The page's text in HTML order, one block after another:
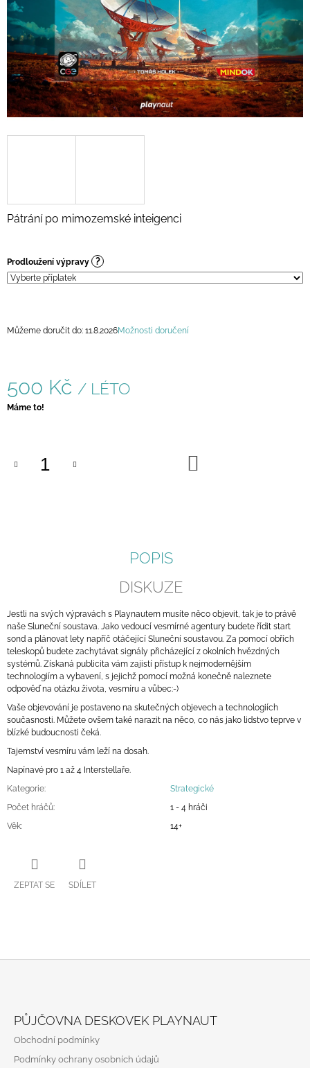
Pátrání po mimozemské inteigenci
Prodloužení výpravy ?
Můžeme doručit do: 11.8.2026Možnosti doručení
500 Kč / LÉTO
Měrná
Máme to!
POPIS
DISKUZE
Jestli na svých výpravách s Playnautem musíte něco objevit, tak je to právě
naše Sluneční soustava. Jako vedoucí vesmírné agentury budete řídit start
sond a plánovat lety napříč otáčející Sluneční soustavou. Za pomocí obřích
teleskopů budete zachytávat signály přicházející z okolních hvězdných
systémů. Získaná publicita vám zajistí přístup k nejmodernějším
technologiím a vybavení, s jejichž pomocí možná konečně naleznete
odpověď na otázku života, vesmíru a vůbec:-)
Vaše objevování je postaveno na skutečných objevech a technologiích
současnosti. Můžete ovšem také narazit na něco, co nás jako lidstvo teprve v
blízké budoucnosti čeká.
Tajemství vesmíru vám leží na dosah.
Napínavé pro 1 až 4 Interstellaře.
Kategorie:
Strategické
Počet hráčů:
1 - 4 hráči
Věk: 14+
ZEPTAT SE SDÍLET
A
J
Í
T
?
D
O
R
U
J
E
MÚZA
200
PŮJČOVNA DESKOVEK PLAYNAUT
Obchodní podmínky
Podmínky ochrany osobních údajů